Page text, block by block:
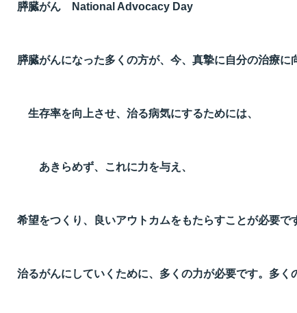
膵臓がん National Advocacy Day
膵臓がんになった多くの方が、今、真摯に自分の治療に
生存率を向上させ、治る病気にするためには、
あきらめず、これに力を与え、
希望をつくり、良いアウトカムをもたらすことが必要で
治るがんにしていくために、多くの力が必要です。多